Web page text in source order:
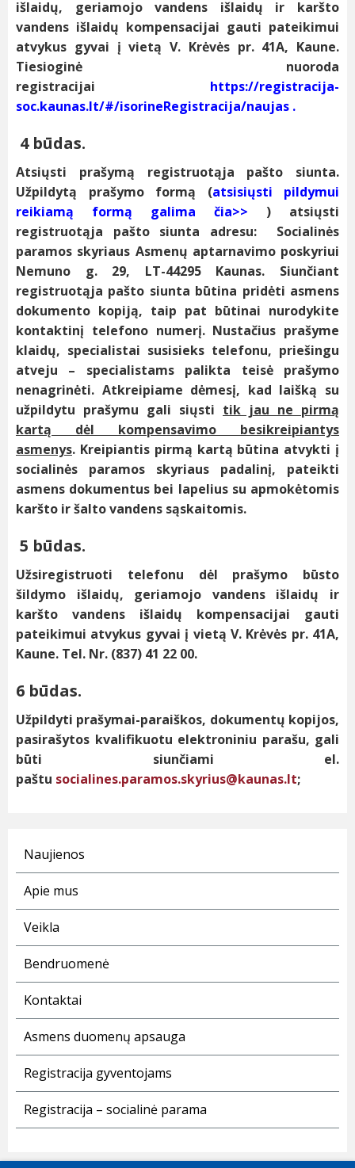
išlaidų, geriamojo vandens išlaidų ir karšto
vandens išlaidų kompensacijai gauti pateikimui
atvykus gyvai į vietą V. Krėvės pr. 41A, Kaune.
Tiesioginė nuoroda
registracijai
https://registracija-
soc.kaunas.lt/#/isorineRegistracija/naujas .
4 būdas.
Atsiųsti prašymą registruotąja pašto siunta.
Užpildytą prašymo formą (atsisiųsti pildymui
reikiamą formą galima čia>> ) atsiųsti
registruotąja pašto siunta adresu: Socialinės
paramos skyriaus Asmenų aptarnavimo poskyriui
Nemuno g. 29, LT-44295 Kaunas. Siunčiant
registruotąja pašto siunta būtina pridėti asmens
dokumento kopiją, taip pat būtinai nurodykite
kontaktinį telefono numerį. Nustačius prašyme
klaidų, specialistai susisieks telefonu, priešingu
atveju – specialistams palikta teisė prašymo
nenagrinėti. Atkreipiame dėmesį, kad laišką su
užpildytu prašymu gali siųsti tik jau ne pirmą
kartą dėl kompensavimo besikreipiantys
asmenys. Kreipiantis pirmą kartą būtina atvykti į
socialinės paramos skyriaus padalinį, pateikti
asmens dokumentus bei lapelius su apmokėtomis
karšto ir šalto vandens sąskaitomis.
5 būdas.
Užsiregistruoti telefonu dėl prašymo būsto
šildymo išlaidų, geriamojo vandens išlaidų ir
karšto vandens išlaidų kompensacijai gauti
pateikimui atvykus gyvai į vietą V. Krėvės pr. 41A,
Kaune. Tel. Nr. (837) 41 22 00.
6 būdas.
Užpildyti prašymai-paraiškos, dokumentų kopijos,
pasirašytos kvalifikuotu elektroniniu parašu, gali
būti siunčiami el.
paštu socialines.paramos.skyrius@kaunas.lt;
Naujienos
Apie mus
Veikla
Bendruomenė
Kontaktai
Asmens duomenų apsauga
Registracija gyventojams
Registracija – socialinė parama